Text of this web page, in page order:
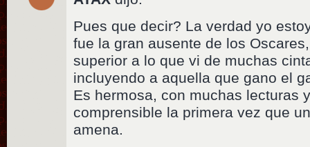
Pues que decir? La verdad yo
fue la gran ausente de los
superior a lo que vi de muchas
incluyendo a aquella que gano el
Es hermosa, con muchas lecturas
comprensible la primera vez que
amena.